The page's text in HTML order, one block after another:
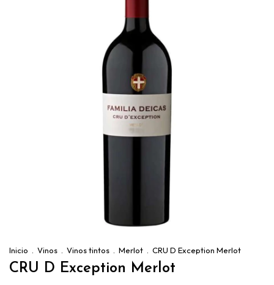
Inicio Vinos Vinos tintos Merlot CRU D Exception Merlot
CRU D Exception Merlot